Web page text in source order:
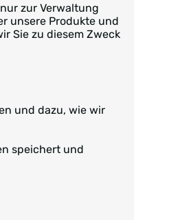
zur Verwaltung
unsere Produkte und
Sie zu diesem Zweck
und dazu, wie wir
speichert und